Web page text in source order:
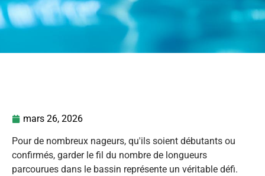
mars 26, 2026
Pour de nombreux nageurs, qu'ils soient débutants ou
confirmés, garder le fil du nombre de longueurs
parcourues dans le bassin représente un véritable défi.